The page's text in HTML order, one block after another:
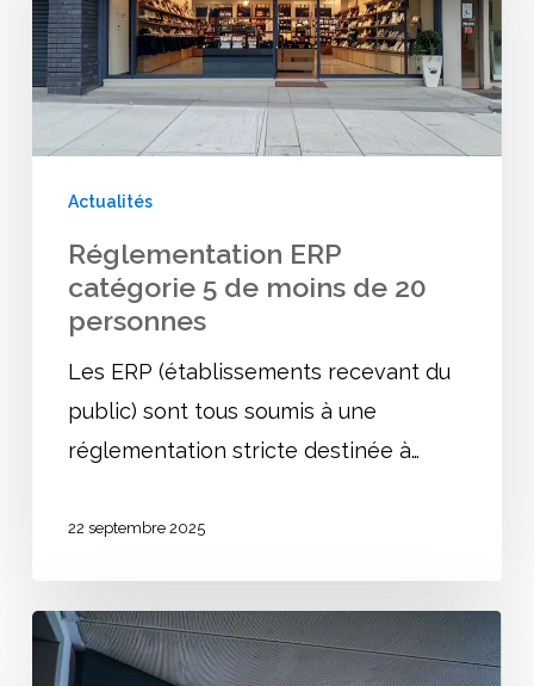
5
de
moins
Actualités
Réglementation ERP
catégorie 5 de moins de 20
personnes
Les ERP (établissements recevant du
public) sont tous soumis à une
réglementation stricte destinée à…
22 septembre 2025